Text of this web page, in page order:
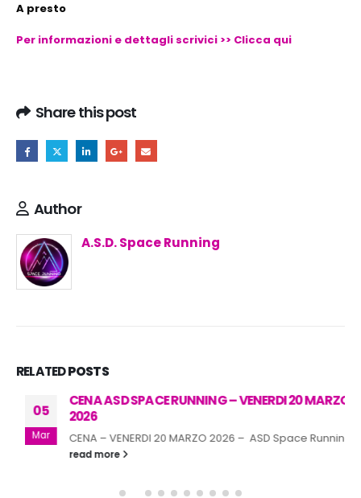
A presto
Per informazioni e dettagli scrivici >> Clicca qui
Share this post
Author
A.S.D. Space Running
RELATEDPOSTS
05
Mar
CENA ASD SPACE RUNNING – VENERDI 20 MARZO
2026
CENA – VENERDI 20 MARZO 2026 – ASD Space Running
read more